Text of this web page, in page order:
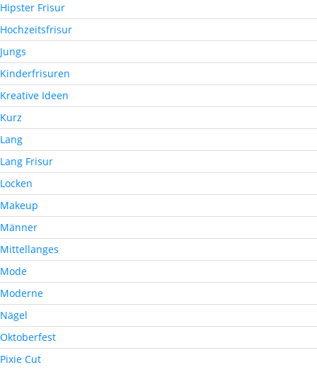
Hipster Frisur
Hochzeitsfrisur
Jungs
Kinderfrisuren
Kreative Ideen
Kurz
Lang
Lang Frisur
Locken
Makeup
Männer
Mittellanges
Mode
Moderne
Nägel
Oktoberfest
Pixie Cut